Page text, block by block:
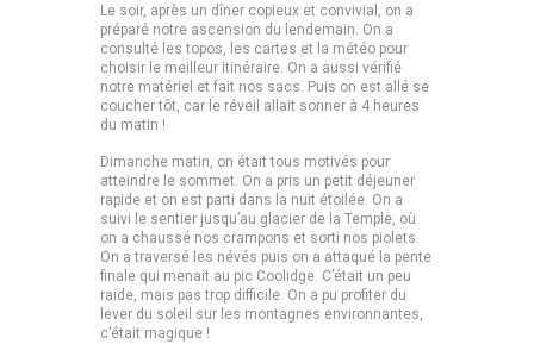
Le soir, après un dîner copieux et convivial, on a
préparé notre ascension du lendemain. On a
consulté les topos, les cartes et la météo pour
choisir le meilleur itinéraire. On a aussi vérifié
notre matériel et fait nos sacs. Puis on est allé se
coucher tôt, car le réveil allait sonner à 4 heures
du matin !
Dimanche matin, on était tous motivés pour
atteindre le sommet. On a pris un petit déjeuner
rapide et on est parti dans la nuit étoilée. On a
suivi le sentier jusqu’au glacier de la Temple, où
on a chaussé nos crampons et sorti nos piolets.
On a traversé les névés puis on a attaqué la pente
finale qui menait au pic Coolidge. C’était un peu
raide, mais pas trop difficile. On a pu profiter du
lever du soleil sur les montagnes environnantes,
c’était magique !